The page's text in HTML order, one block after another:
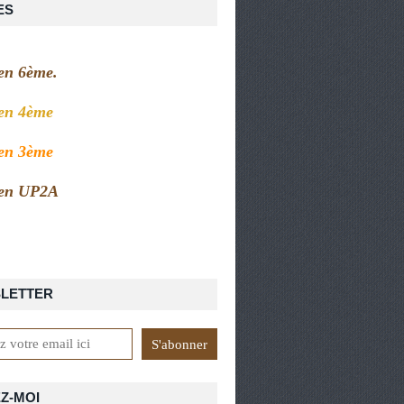
MOI
6ème.
4ème
3ème
UP2A